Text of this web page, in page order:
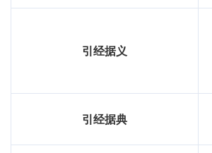
引经据义
引经据典